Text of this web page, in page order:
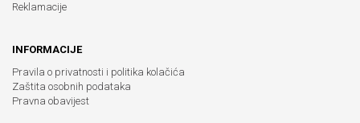
Reklamacije
INFORMACIJE
Pravila o privatnosti i politika kolačića
Zaštita osobnih podataka
Pravna obavijest